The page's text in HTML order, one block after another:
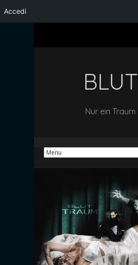
Accedi
BLUT
Nur ein Traum